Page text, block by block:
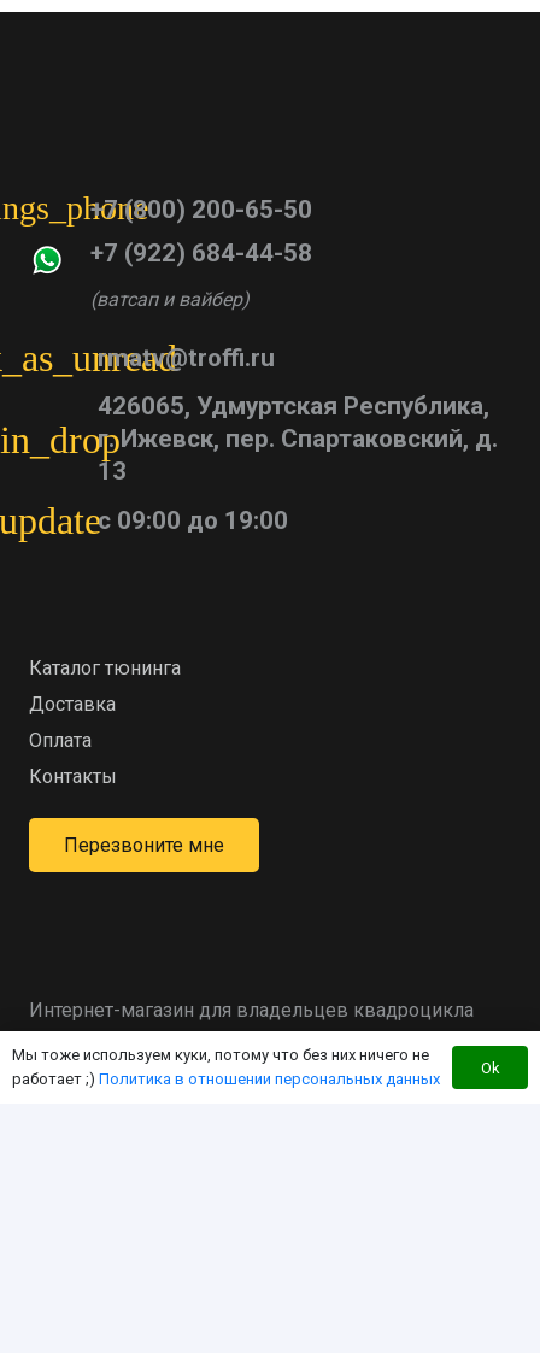
+7 (800) 200-65-50
+7 (922) 684-44-58
(ватсап и вайбер)
rmatv@troffi.ru
426065, Удмуртская Республика,
г. Ижевск, пер. Спартаковский, д.
13
updateс 09:00 до 19:00
Каталог тюнинга
Доставка
Оплата
Контакты
Перезвоните мне
Интернет-магазин для владельцев квадроцикла
Мы тоже используем куки, потому что без них ничего не
работает ;) Политика в отношении персональных данных
Ok